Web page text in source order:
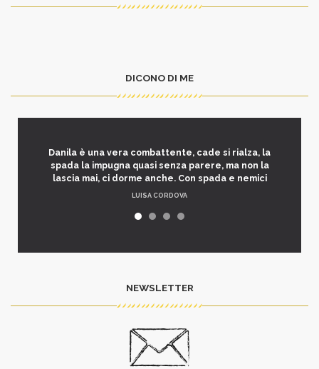
DICONO DI ME
Danila è una vera combattente, cade si rialza, la
spada la impugna quasi senza parere, ma non la
lascia mai, ci dorme anche. Con spada e nemici
LUISA CORDOVA
NEWSLETTER